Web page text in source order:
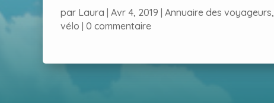
par Laura Avr 4, 2019 Annuaire des voyageurs,
vélo 0 commentaire